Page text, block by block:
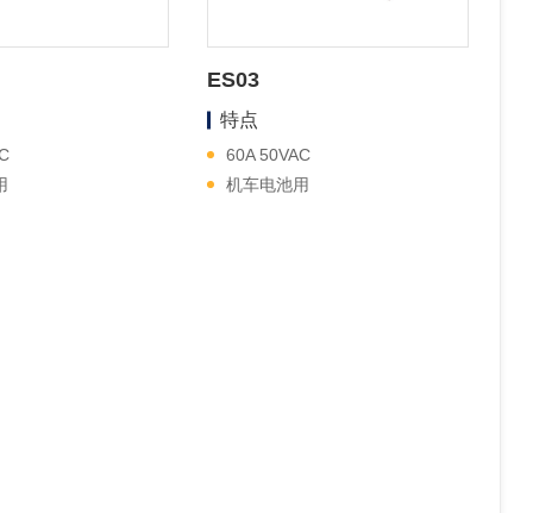
ES03
特点
60A 50VAC
机车电池用